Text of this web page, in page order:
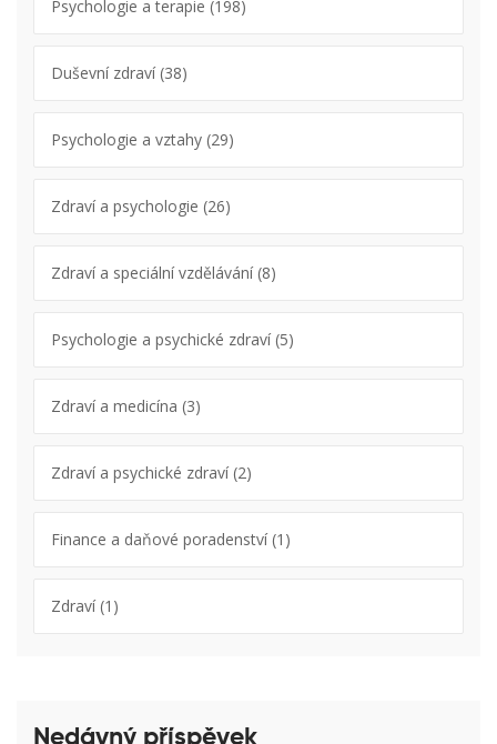
Psychologie a terapie (198)
Duševní zdraví(38)
Psychologie a vztahy (29)
Zdraví a psychologie (26)
Zdraví a speciální vzdělávání(8)
Psychologie a psychické zdraví(5)
Zdraví a medicína (3)
Zdraví a psychické zdraví(2)
Finance a daňové poradenství(1)
Zdraví(1)
Nedávný příspěvek